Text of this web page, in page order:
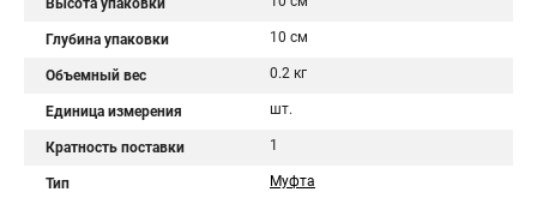
Высота упаковки
Глубина упаковки 10 см
Объемный вес 0.2 кг
Единица измерения шт.
Кратность поставки 1
Тип Муфта